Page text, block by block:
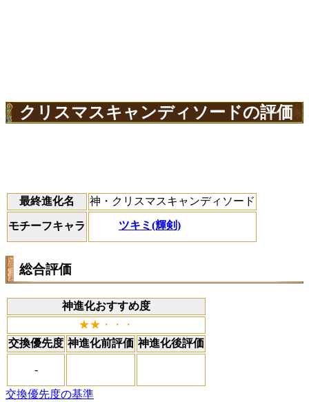
クリスマスキャンディソードの評価
最終進化名 神・クリスマスキャンディソード
モチーフキャラ ツキミ(輝剣)
総合評価
神進化おすすめ度
★★・・・
交換優先度 神進化前評価 神進化後評価
-
交換優先度の基準